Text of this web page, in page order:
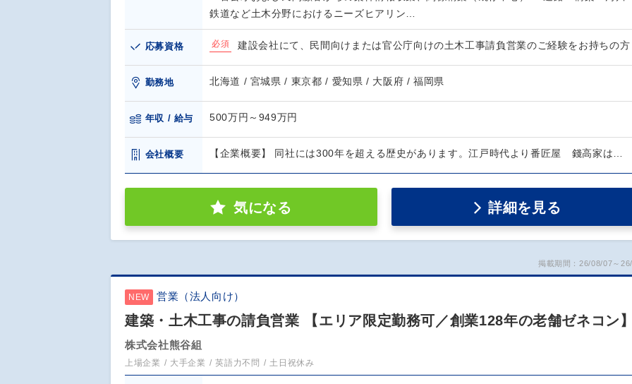
鉄道など土木分野におけるニーズヒアリン…
応募資格 必須 建設会社にて、民間向けまたは官公庁向けの土木工事請負営業のご経験をお持ちの方
勤務地 北海道 / 宮城県 / 東京都 / 愛知県 / 大阪府 / 福岡県
年収 / 給与 500万円～949万円
会社概要 【企業概要】 同社には300年を超える歴史があります。江戸時代より番匠屋 錢高家は…
気になる 詳細を見る
掲載期間：26/08/07～
NEW 営業（法人向け）
建築・土木工事の請負営業 【エリア限定勤務可／創業128年の老舗ゼネコン】
株式会社熊谷組
上場企業 大手企業 英語力不問 土日祝休み